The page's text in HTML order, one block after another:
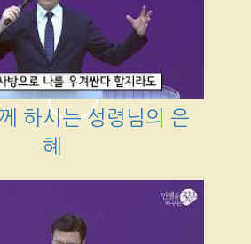
하시는 성령님의 은
혜